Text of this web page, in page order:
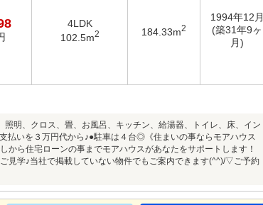
4LDK
102.5m2 184.33m2
1994年12月
(築31年9ヶ
月)
明、クロス、畳、お風呂、キッチン、給湯器、トイレ、床、イン
いを３万円代から♪●駐車は４台◎《住まいの事ならモアハウス
ら住宅ローンの事までモアハウスがあなたをサポートします！
見学♪当社で掲載していない物件でもご案内できます(^^)/▽ご予約